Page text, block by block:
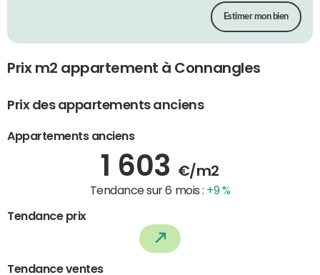
Estimer mon bien
Prix m2 appartement à Connangles
Prix des appartements anciens
Appartements anciens
1 603 €/m2
Tendance sur 6 mois : +9 %
Tendance prix
Tendance ventes